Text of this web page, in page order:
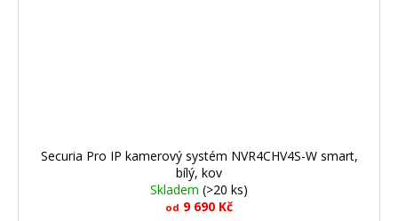
Securia Pro IP kamerový systém NVR4CHV4S-W smart,
bílý, kov
Skladem (>20 ks)
od 9 690 Kč